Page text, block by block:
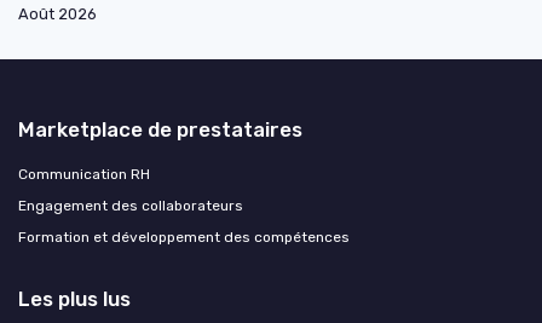
Août 2026
Marketplace de prestataires
Communication RH
Engagement des collaborateurs
Formation et développement des compétences
Les plus lus